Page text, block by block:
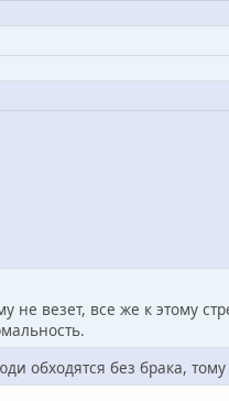
везет, все же к этому
обходятся без брака, тому